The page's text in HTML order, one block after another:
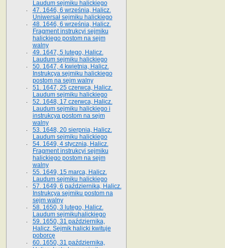
Laudum sejmiku halickiego
47. 1646, 6 września, Halicz.
Uniwersał sejmiku halickiego
48. 1646, 6 września, Halicz.
Fragment instrukcyi sejmiku
halickiego postom na sejm
walny
49. 1647, 5 lutego, Halicz.
Laudum sejmiku halickiego
50. 1647, 4 kwietnia, Halicz.
Instrukcya sejmiku halickiego
postom na sejm walny
51. 1647, 25 czerwca, Halicz.
Laudum sejmiku halickiego
52. 1648, 17 czerwca, Halicz.
Laudum sejmiku halickiego i
instrukcya postom na sejm
walny
53. 1648, 20 sierpnia, Halicz.
Laudum sejmiku halickiego
54. 1649, 4 stycznia, Halicz.
Fragment instrukcyi sejmiku
halickiego postom na sejm
walny
55. 1649, 15 marca, Halicz.
Laudum sejmiku halickiego
57. 1649, 6 października, Halicz.
Instrukcya sejmiku postom na
sejm walny
58. 1650, 3 lutego, Halicz.
Laudum sejmikuhalickiego
59. 1650, 31 października,
Halicz. Sejmik halicki kwituje
poborcę
60. 1650, 31 października,